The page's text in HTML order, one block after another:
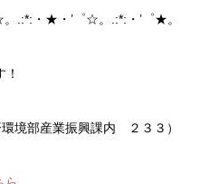
.:*:・★・’゜☆。.:*:・’゜★。
部産業振興課内 ２３３）